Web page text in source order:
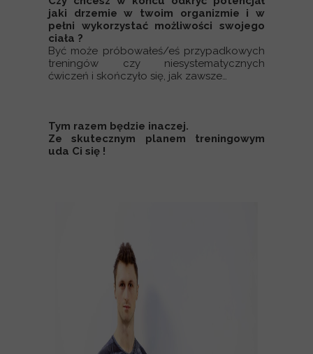
jaki drzemie w twoim organizmie i w
pełni wykorzystać możliwości swojego
ciała ?
Być może próbowałeś/eś przypadkowych
treningów czy niesystematycznych
ćwiczeń i skończyło się, jak zawsze…
Tym razem będzie inaczej.
Ze skutecznym planem treningowym
uda Ci się !